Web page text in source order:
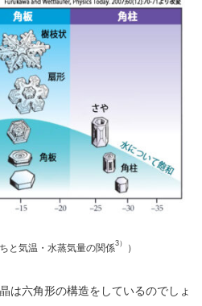
と気温・水蒸気量の関係3） ）
は六角形の構造をしているのでしょ